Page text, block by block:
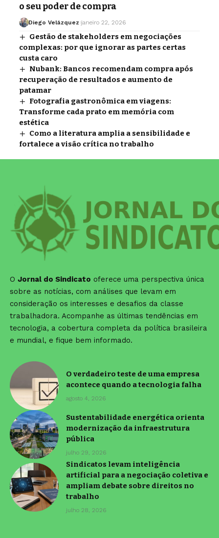
o seu poder de compra
Diego Velázquez janeiro 22, 2026
Gestão de stakeholders em negociações
complexas: por que ignorar as partes certas
custa caro
Nubank: Bancos recomendam compra após
recuperação de resultados e aumento de
patamar
Fotografia gastronômica em viagens:
Transforme cada prato em memória com
estética
Como a literatura amplia a sensibilidade e
fortalece a visão crítica no trabalho
O Jornal do Sindicato oferece uma perspectiva única
sobre as notícias, com análises que levam em
consideração os interesses e desafios da classe
trabalhadora. Acompanhe as últimas tendências em
tecnologia, a cobertura completa da política brasileira
e mundial, e fique bem informado.
O verdadeiro teste de uma empresa
acontece quando a tecnologia falha
agosto 4, 2026
Sustentabilidade energética orienta
modernização da infraestrutura
pública
julho 29, 2026
Sindicatos levam inteligência
artificial para a negociação coletiva e
ampliam debate sobre direitos no
trabalho
julho 28, 2026